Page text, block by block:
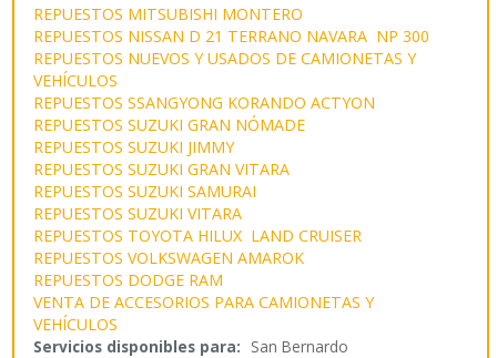
REPUESTOS MITSUBISHI MONTERO
REPUESTOS NISSAN D 21 TERRANO NAVARA NP 300
REPUESTOS NUEVOS Y USADOS DE CAMIONETAS Y
VEHÍCULOS
REPUESTOS SSANGYONG KORANDO ACTYON
REPUESTOS SUZUKI GRAN NÓMADE
REPUESTOS SUZUKI JIMMY
REPUESTOS SUZUKI GRAN VITARA
REPUESTOS SUZUKI SAMURAI
REPUESTOS SUZUKI VITARA
REPUESTOS TOYOTA HILUX LAND CRUISER
REPUESTOS VOLKSWAGEN AMAROK
REPUESTOS DODGE RAM
VENTA DE ACCESORIOS PARA CAMIONETAS Y
VEHÍCULOS
Servicios disponibles para: San Bernardo